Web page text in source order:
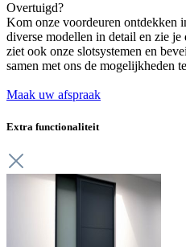
Overtuigd?
Kom onze voordeuren ontdekken
diverse modellen in detail en zie je
ziet ook onze slotsystemen en
samen met ons de mogelijkheden
Maak uw afspraak
Extra functionaliteit